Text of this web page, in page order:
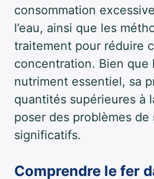
consommation
l’eau, ainsi que les
traitement pour réduire
concentration. Bien que
nutriment essentiel, sa
quantités supérieures à
poser des problèmes de
significatifs.
Comprendre le fer